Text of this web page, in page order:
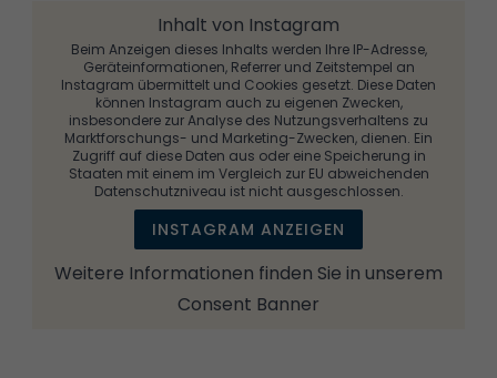
Inhalt von Instagram
Beim Anzeigen dieses Inhalts werden Ihre IP-Adresse,
Geräteinformationen, Referrer und Zeitstempel an
Instagram übermittelt und Cookies gesetzt. Diese Daten
können Instagram auch zu eigenen Zwecken,
insbesondere zur Analyse des Nutzungsverhaltens zu
Marktforschungs- und Marketing-Zwecken, dienen. Ein
Zugriff auf diese Daten aus oder eine Speicherung in
Staaten mit einem im Vergleich zur EU abweichenden
Datenschutzniveau ist nicht ausgeschlossen.
INSTAGRAM ANZEIGEN
Weitere Informationen finden Sie in unserem
Consent Banner